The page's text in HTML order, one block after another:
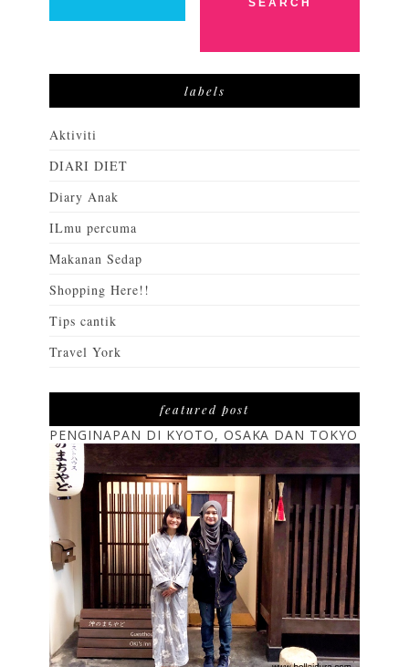
labels
Aktiviti
DIARI DIET
Diary Anak
ILmu percuma
Makanan Sedap
Shopping Here!!
Tips cantik
Travel York
featured post
PENGINAPAN DI KYOTO, OSAKA DAN TOKYO